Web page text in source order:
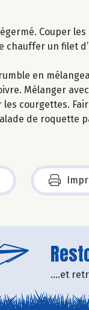
Couper
chauffer un filet
en
Mélanger
courgettes.
de roquette
....et